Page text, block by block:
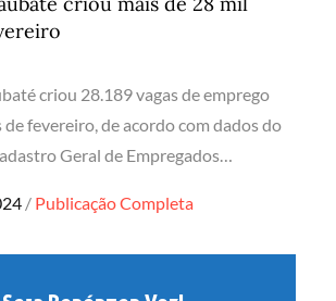
criou 28.189 vagas de emprego
de fevereiro, de acordo com dados do
Geral de Empregados…
Publicação Completa